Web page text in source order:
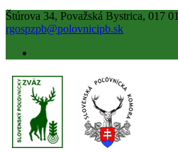
Štúrova 34, Považská Bystrica, 017 01
rgospzpb@polovnicipb.sk